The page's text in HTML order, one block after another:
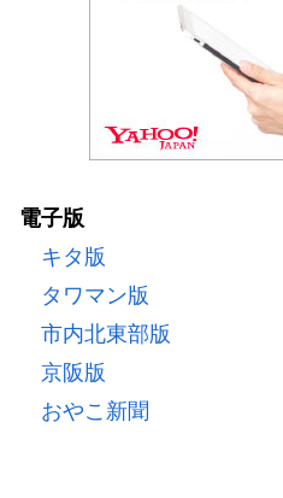
電子版
キタ版
タワマン版
市内北東部版
京阪版
おやこ新聞